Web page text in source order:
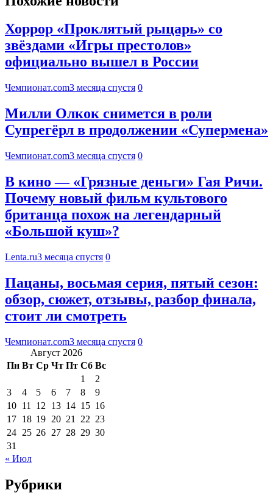
Хоррор «Проклятый рыцарь» со
звёздами «Игры престолов»
официально вышел в России
Чемпионат.com3 месяца спустя 0
Милли Олкок снимется в роли
Супрегёрл в продолжении «Супермена»
Чемпионат.com3 месяца спустя 0
В кино — «Грязные деньги» Гая Ричи.
Почему новый фильм культового
британца похож на легендарный
«Большой куш»?
Lenta.ru3 месяца спустя 0
Пацаны, восьмая серия, пятый сезон:
обзор, сюжет, отзывы, разбор финала,
стоит ли смотреть
Чемпионат.com3 месяца спустя 0
Август 2026
Пн Вт Ср Чт Пт Сб Вс
1
2
3
4 5 6 7 8
9
10 11 12 13 14 15 16
17 18 19 20 21 22 23
24 25 26 27 28 29 30
31
« Июл
Рубрики